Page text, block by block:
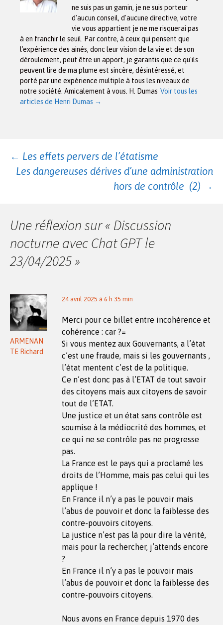
ne suis pas un gamin, je ne suis porteur
d'aucun conseil, d'aucune directive, votre
vie vous appartient je ne me risquerai pas
à en franchir le seuil. Par contre, à ceux qui pensent que
l'expérience des ainés, donc leur vision de la vie et de son
déroulement, peut être un apport, je garantis que ce qu'ils
peuvent lire de ma plume est sincère, désintéressé, et
porté par une expérience multiple à tous les niveaux de
notre société. Amicalement à vous. H. Dumas Voir tous les
articles de Henri Dumas →
Navigation
articles
← Les effets pervers de l’étatisme
Les dangereuses dérives d’une administration
hors de contrôle (2) →
Une réflexion sur « Discussion
nocturne avec Chat GPT le
23/04/2025»
ARMENAN
TE Richard
24 avril 2025 à 6 h 35 min
Merci pour ce billet entre incohérence et
cohérence : car ?=
Si vous mentez aux Gouvernants, a l’état
c’est une fraude, mais si les gouvernants ,
l’état mentent c’est de la politique.
Ce n’est donc pas à l’ETAT de tout savoir
des citoyens mais aux citoyens de savoir
tout de l’ETAT.
Une justice et un état sans contrôle est
soumise à la médiocrité des hommes, et
ce qui ne se contrôle pas ne progresse
pas.
La France est le pays qui a proclamé les
droits de l’Homme, mais pas celui qui les
applique !
En France il n’y a pas le pouvoir mais
l’abus de pouvoir et donc la faiblesse des
contre-pouvoirs citoyens.
La justice n’est pas là pour dire la vérité,
mais pour la rechercher, j’attends encore
?
En France il n’y a pas le pouvoir mais
l’abus de pouvoir et donc la faiblesse des
contre-pouvoirs citoyens.
Nous avons en France depuis 1970 des